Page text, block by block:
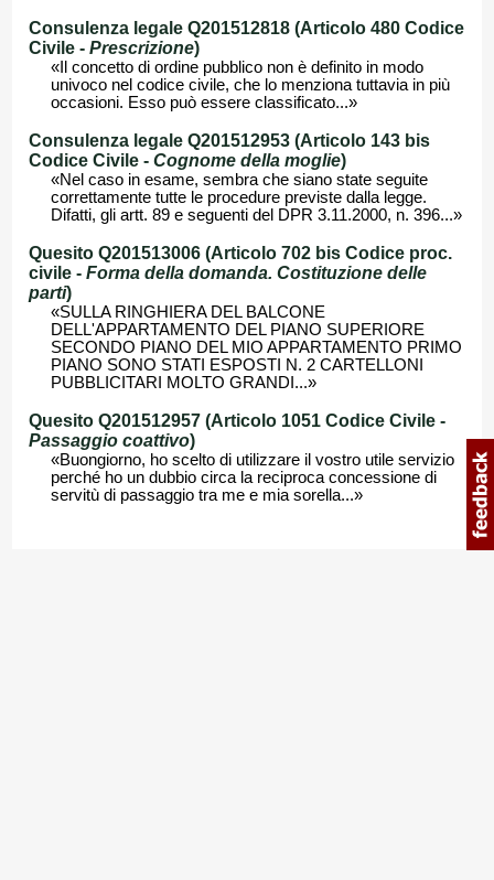
Consulenza legale Q201512818 (Articolo 480 Codice
Civile - Prescrizione)
«Il concetto di ordine pubblico non è definito in modo
univoco nel codice civile, che lo menziona tuttavia in più
occasioni. Esso può essere classificato...»
Consulenza legale Q201512953 (Articolo 143 bis
Codice Civile - Cognome della moglie)
«Nel caso in esame, sembra che siano state seguite
correttamente tutte le procedure previste dalla legge.
Difatti, gli artt. 89 e seguenti del DPR 3.11.2000, n. 396...»
Quesito Q201513006 (Articolo 702 bis Codice proc.
civile - Forma della domanda. Costituzione delle
parti)
«SULLA RINGHIERA DEL BALCONE
DELL'APPARTAMENTO DEL PIANO SUPERIORE
SECONDO PIANO DEL MIO APPARTAMENTO PRIMO
PIANO SONO STATI ESPOSTI N. 2 CARTELLONI
PUBBLICITARI MOLTO GRANDI...»
Quesito Q201512957 (Articolo 1051 Codice Civile -
Passaggio coattivo)
«Buongiorno, ho scelto di utilizzare il vostro utile servizio
perché ho un dubbio circa la reciproca concessione di
servitù di passaggio tra me e mia sorella...»